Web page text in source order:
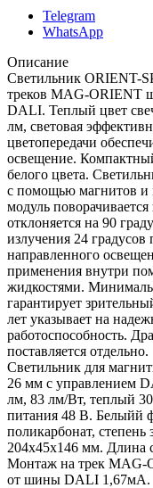
Telegram
WhatsApp
Описание
Светильник ORIENT-
треков MAG-ORIENT
DALI. Теплый цвет
лм, световая
цветопередачи
освещение.
белого цвета.
с помощью магнитов и
модуль
отклоняется на 90
излучения 24 градусов
направленного
применения внутри
жидкостями.
гарантирует
лет указывает на
работоспособность.
поставляется отдельно.
Светильник для
26 мм с управлением
лм, 83 лм/Вт, теплый
питания 48 В. Белыйй
поликарбонат,
204x45x146 мм. Длина
Монтаж на трек MAG-
от шины DALI 1,67мА.